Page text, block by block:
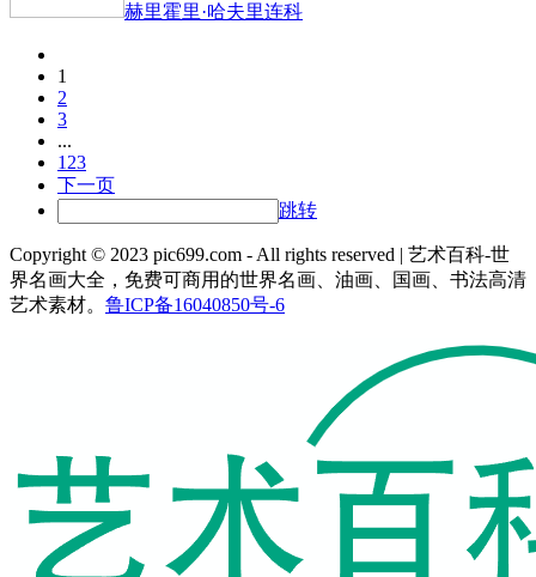
赫里霍里·哈夫里连科
1
2
3
...
123
下一页
跳转
Copyright © 2023 pic699.com - All rights reserved | 艺术百科-世
界名画大全，免费可商用的世界名画、油画、国画、书法高清
艺术素材。 鲁ICP备16040850号-6